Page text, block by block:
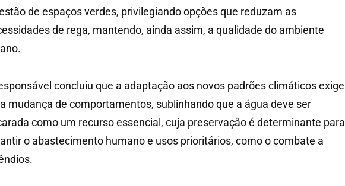
de espaços verdes, privilegiando opções que reduzam as
de rega, mantendo, ainda assim, a qualidade do ambiente
concluiu que a adaptação aos novos padrões climáticos exige
mudança de comportamentos, sublinhando que a água deve ser
como um recurso essencial, cuja preservação é determinante para
o abastecimento humano e usos prioritários, como o combate a